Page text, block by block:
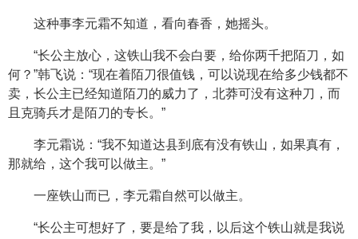
这种事李元霜不知道，看向春香，她摇头。
“长公主放心，这铁山我不会白要，给你两千把陌刀，如
何？”韩飞说：“现在着陌刀很值钱，可以说现在给多少钱都不
卖，长公主已经知道陌刀的威力了，北莽可没有这种刀，而
且克骑兵才是陌刀的专长。”
李元霜说：“我不知道达县到底有没有铁山，如果真有，
那就给，这个我可以做主。”
一座铁山而已，李元霜自然可以做主。
“长公主可想好了，要是给了我，以后这个铁山就是我说